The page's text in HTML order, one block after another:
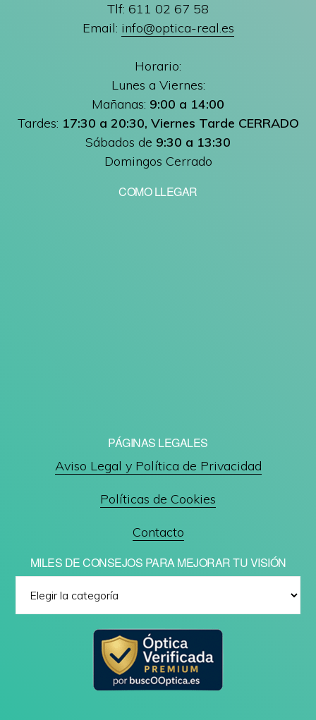
Tlf: 611 02 67 58
Email: info@optica-real.es
Horario:
Lunes a Viernes:
Mañanas: 9:00 a 14:00
Tardes: 17:30 a 20:30, Viernes Tarde CERRADO
Sábados de 9:30 a 13:30
Domingos Cerrado
COMO LLEGAR
PÁGINAS LEGALES
Aviso Legal y Política de Privacidad
Políticas de Cookies
Contacto
MILES DE CONSEJOS PARA MEJORAR TU VISIÓN